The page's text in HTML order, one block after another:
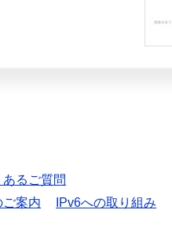
あるご質問
案内
IPv6への取り組み